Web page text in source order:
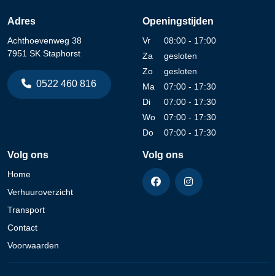
Adres
Achthoevenweg 38
7951 SK Staphorst
0522 460 816
Openingstijden
Vr
08:00 - 17:00
Za
gesloten
Zo
gesloten
Ma
07:00 - 17:30
Di
07:00 - 17:30
Wo
07:00 - 17:30
Do
07:00 - 17:30
Volg ons
Home
Verhuuroverzicht
Transport
Contact
Voorwaarden
Volg ons